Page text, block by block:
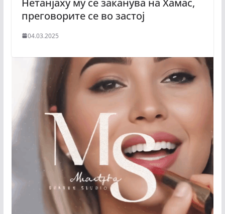
преговорите се во застој
04.03.2025